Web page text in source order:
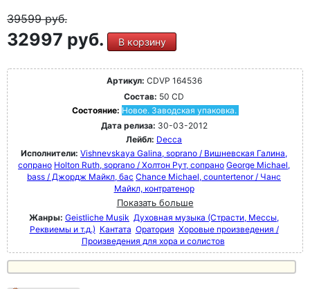
39599руб.
32997 руб. В корзину
Артикул: CDVP 164536
Состав: 50 CD
Состояние: Новое. Заводская упаковка.
Дата релиза: 30-03-2012
Лейбл: Decca
Исполнители: Vishnevskaya Galina, soprano / Вишневская Галина,
сопрано Holton Ruth, soprano / Холтон Рут, сопрано George Michael,
bass / Джордж Майкл, бас Chance Michael, countertenor / Чанс
Майкл, контратенор
Показать больше
Жанры: Geistliche Musik Духовная музыка (Страсти, Мессы,
Реквиемы и т.д.) Кантата Оратория Хоровые произведения /
Произведения для хора и солистов